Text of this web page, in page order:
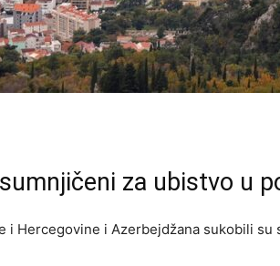
za ubistvo u
i Hercegovine i Azerbejdžana sukobili su